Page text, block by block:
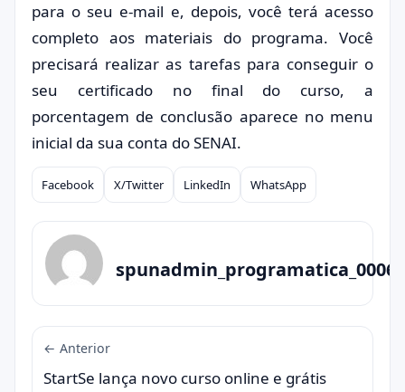
para o seu e-mail e, depois, você terá acesso
completo aos materiais do programa. Você
precisará realizar as tarefas para conseguir o
seu certificado no final do curso, a
porcentagem de conclusão aparece no menu
inicial da sua conta do SENAI.
Compartilhar
Facebook X/Twitter LinkedIn WhatsApp
spunadmin_programatica_0006
← Anterior
StartSe lança novo curso online e grátis